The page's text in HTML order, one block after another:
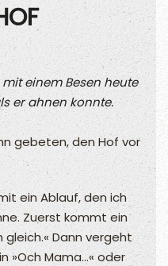
einem Besen heute
er ahnen konnte.
gebeten, den Hof vor
ein Ablauf, den ich
Zuerst kommt ein
Dann vergeht
»Och Mama...« oder